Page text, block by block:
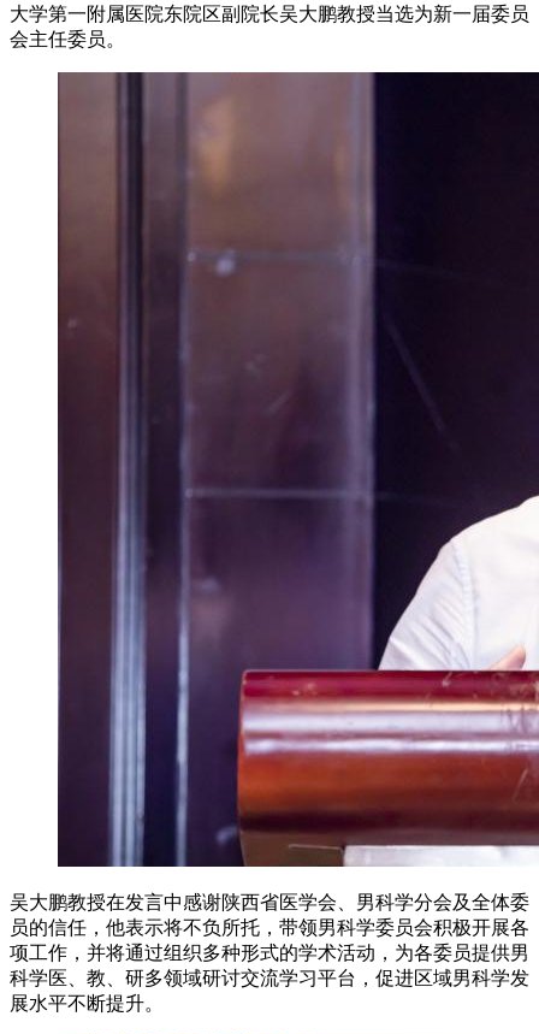
大学第一附属医院东院区副院长吴大鹏教授当选为新一届委员
会主任委员。
吴大鹏教授在发言中感谢陕西省医学会、男科学分会及全体委
员的信任，他表示将不负所托，带领男科学委员会积极开展各
项工作，并将通过组织多种形式的学术活动，为各委员提供男
科学医、教、研多领域研讨交流学习平台，促进区域男科学发
展水平不断提升。